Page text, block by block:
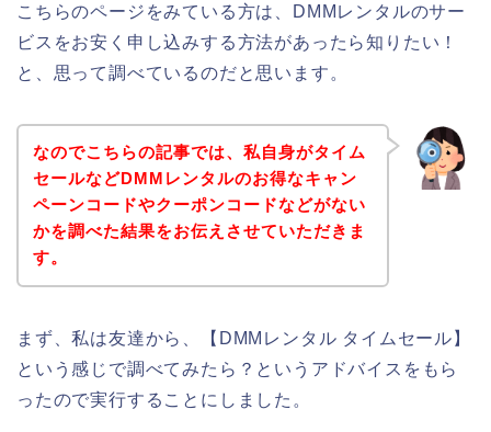
こちらのページをみている方は、DMMレンタルのサー
ビスをお安く申し込みする方法があったら知りたい！
と、思って調べているのだと思います。
なのでこちらの記事では、私自身がタイム
セールなどDMMレンタルのお得なキャン
ペーンコードやクーポンコードなどがない
かを調べた結果をお伝えさせていただきま
す。
まず、私は友達から、【DMMレンタル タイムセール】
という感じで調べてみたら？というアドバイスをもら
ったので実行することにしました。